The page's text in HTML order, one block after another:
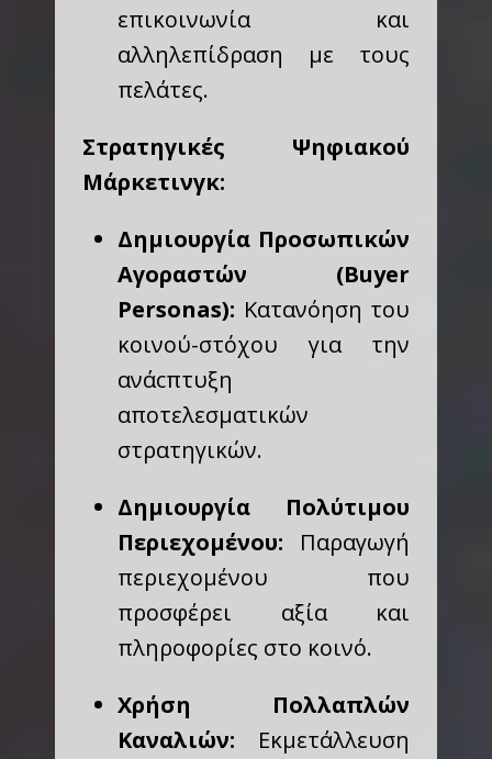
επικοινωνία και
αλληλεπίδραση με τους
πελάτες.
Στρατηγικές Ψηφιακού
Μάρκετινγκ:
Δημιουργία Προσωπικών
Αγοραστών (Buyer
Personas): Κατανόηση του
κοινού-στόχου για την
ανάcπτυξη
αποτελεσματικών
στρατηγικών.
Δημιουργία Πολύτιμου
Περιεχομένου: Παραγωγή
περιεχομένου που
προσφέρει αξία και
πληροφορίες στο κοινό.
Χρήση Πολλαπλών
Καναλιών: Εκμετάλλευση